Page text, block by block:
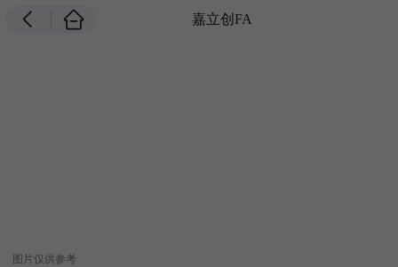
嘉立创FA
图片仅供参考